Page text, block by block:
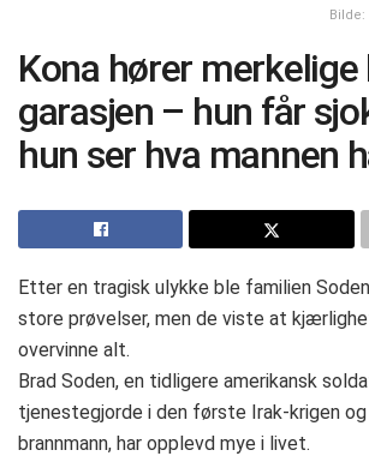
Kona hører
garasjen – hun får
hun ser hva mannen
Etter en tragisk ulykke ble familien
store prøvelser, men de viste at
overvinne alt.
Brad Soden, en tidligere amerikansk
tjenestegjorde i den første Irak-krigen
brannmann, har opplevd mye i livet.